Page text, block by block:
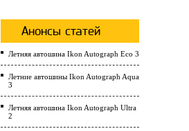
Анонсы статей
Летняя автошина Ikon Autograph Eco 3
Летние автошины Ikon Autograph Aqua
3
Летняя автошина Ikon Autograph Ultra
2